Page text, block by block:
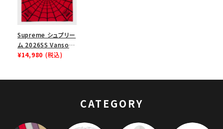
Supreme シュプリー
ム 2026SS Vanson
Leathers Spider-
¥14,980 (税込)
CATEGORY